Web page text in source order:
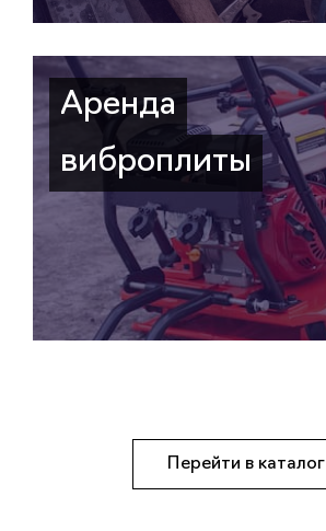
Аренда
виброплиты
Перейти в каталог